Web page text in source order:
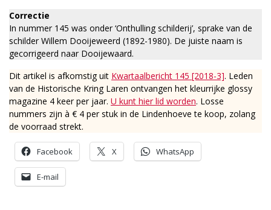
Correctie
In nummer 145 was onder ‘Onthulling schilderij’, sprake van de
schilder Willem Dooijeweerd (1892-1980). De juiste naam is
gecorrigeerd naar Dooijewaard.
Dit artikel is afkomstig uit Kwartaalbericht 145 [2018-3]. Leden
van de Historische Kring Laren ontvangen het kleurrijke glossy
magazine 4 keer per jaar. U kunt hier lid worden. Losse
nummers zijn à € 4 per stuk in de Lindenhoeve te koop, zolang
de voorraad strekt.
Facebook X WhatsApp
E-mail